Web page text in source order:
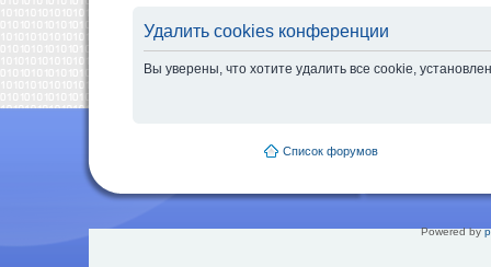
Удалить cookies конференции
Вы уверены, что хотите удалить все cookie,
Список форумов
Powered by